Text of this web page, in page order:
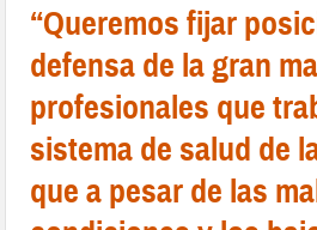
“Queremos fijar
defensa de la gran
profesionales que
sistema de salud de
que a pesar de las